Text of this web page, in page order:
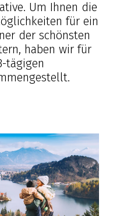
Um Ihnen die
für ein
der schönsten
haben wir für
tägigen